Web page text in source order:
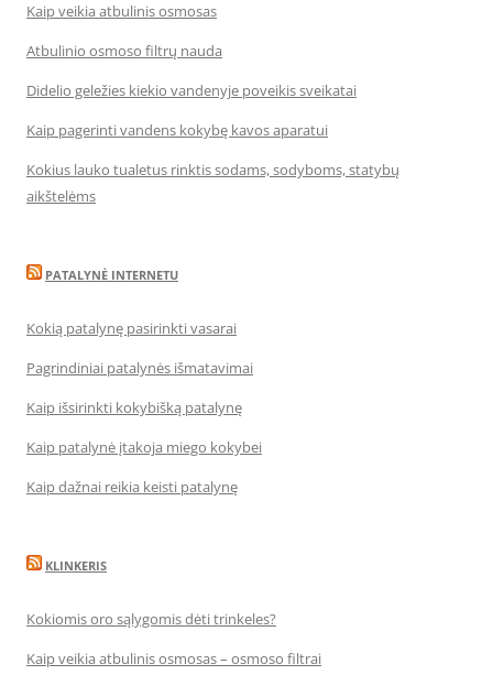
Kaip veikia atbulinis osmosas
Atbulinio osmoso filtrų nauda
Didelio geležies kiekio vandenyje poveikis sveikatai
Kaip pagerinti vandens kokybę kavos aparatui
Kokius lauko tualetus rinktis sodams, sodyboms, statybų
aikštelėms
PATALYNĖ INTERNETU
Kokią patalynę pasirinkti vasarai
Pagrindiniai patalynės išmatavimai
Kaip išsirinkti kokybišką patalynę
Kaip patalynė įtakoja miego kokybei
Kaip dažnai reikia keisti patalynę
KLINKERIS
Kokiomis oro sąlygomis dėti trinkeles?
Kaip veikia atbulinis osmosas – osmoso filtrai